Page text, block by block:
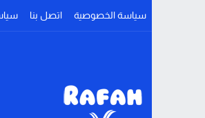
سياسة الخصوصية اتصل بنا